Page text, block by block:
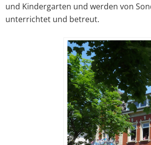
und Kindergarten und werden von
unterrichtet und betreut.